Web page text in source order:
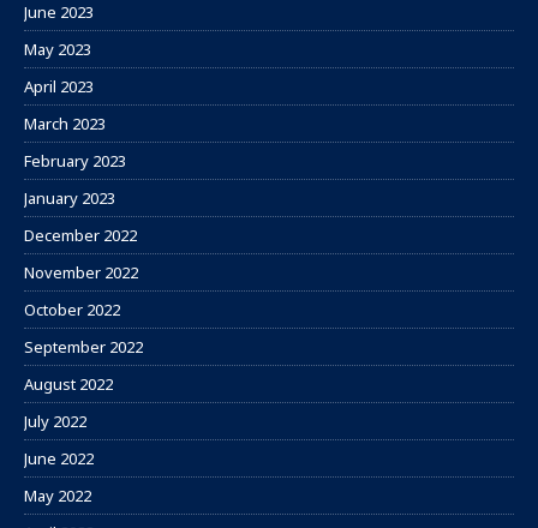
June 2023
May 2023
April 2023
March 2023
February 2023
January 2023
December 2022
November 2022
October 2022
September 2022
August 2022
July 2022
June 2022
May 2022